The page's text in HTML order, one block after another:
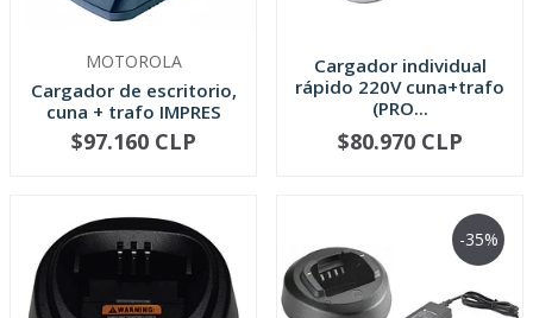
MOTOROLA
Cargador de escritorio,
cuna + trafo IMPRES
240...
+
$97.160 CLP
Cargador individual
rápido 220V cuna+trafo
(PRO...
+
$80.970 CLP
-35%